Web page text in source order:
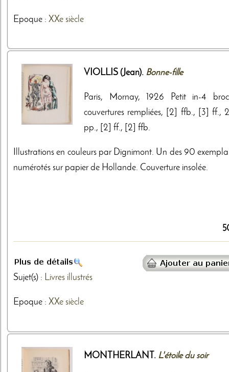
Epoque : XXe siècle
VIOLLIS (Jean). Bonne-fille
Paris, Mornay, 1926 Petit in-4
couvertures rempliées, [2] ffb., [3] ff.,
pp., [2] ff., [2] ffb.
Illustrations en couleurs par Dignimont. Un des 90
numérotés sur papier de Hollande. Couverture insolée.
Sujet(s) : Livres illustrés
Epoque : XXe siècle
MONTHERLANT. L'étoile du soir